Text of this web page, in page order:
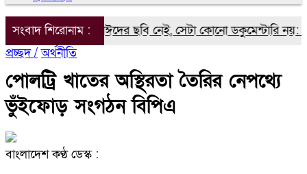
সংবাদ শিরোনাম :
আবু সাঈদের ছবি নেই, সেটা কোনো ডকুমেন্টারি নয়: ভারপ্রাপ্ত
প্রচ্ছদ / অর্থনীতি
পোলট্রি খাতের অস্থিরতা তৈরির নেপথ্যে
ভুঁইফোড় সংগঠন বিপিএ
বাংলাদেশ কণ্ঠ ডেস্ক :